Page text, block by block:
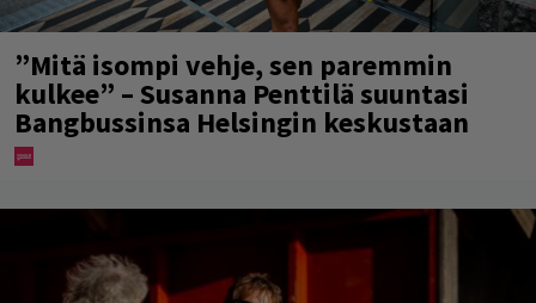
”Mitä isompi vehje, sen paremmin
kulkee” – Susanna Penttilä suuntasi
Bangbussinsa Helsingin keskustaan